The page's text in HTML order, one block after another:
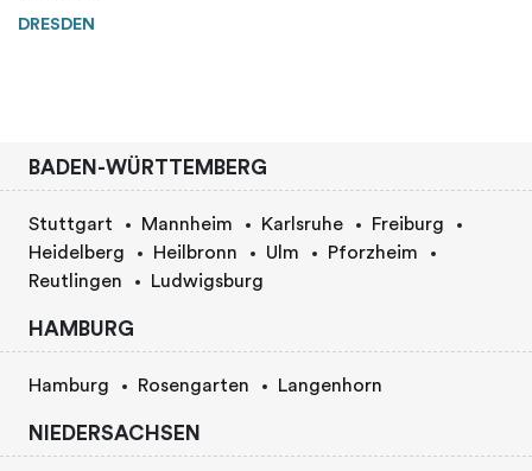
DRESDEN
BADEN-WÜRTTEMBERG
Stuttgart Mannheim Karlsruhe
Freiburg
Heidelberg
Heilbronn Ulm
Pforzheim
Reutlingen
Ludwigsburg
HAMBURG
Hamburg Rosengarten Langenhorn
NIEDERSACHSEN